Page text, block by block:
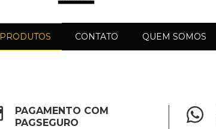
PRODUTOS CONTATO QUEM SOMOS
PAGAMENTO COM
PAGSEGURO